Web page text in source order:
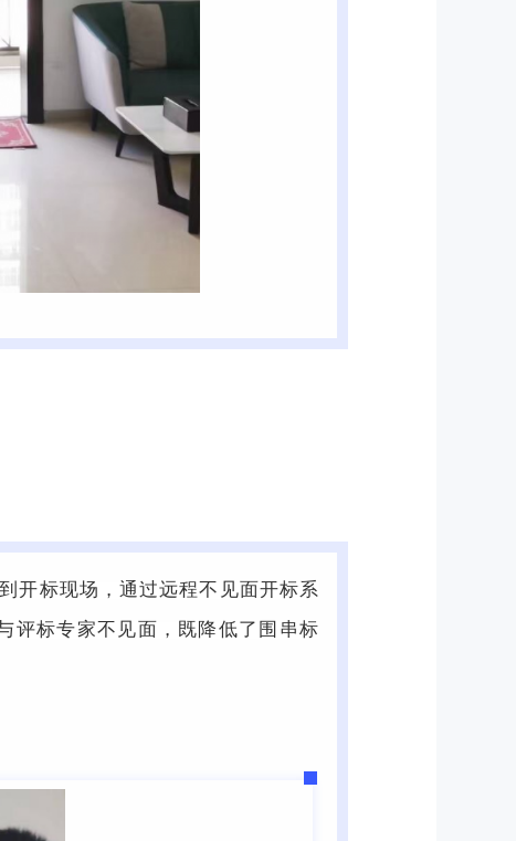
开标现场，通过远程不见面开标系
评标专家不见面，既降低了围串标